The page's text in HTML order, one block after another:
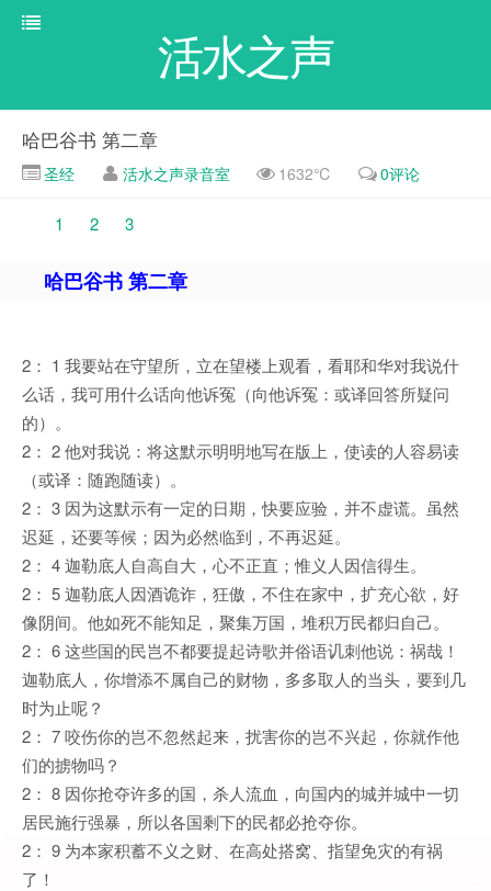
活水之声
哈巴谷书 第二章
圣经 活水之声录音室 1632℃ 0评论
1 2 3
哈巴谷书 第二章
2： 1 我要站在守望所，立在望楼上观看，看耶和华对我说什
么话，我可用什么话向他诉冤（向他诉冤：或译回答所疑问
的）。
2： 2 他对我说：将这默示明明地写在版上，使读的人容易读
（或译：随跑随读）。
2： 3 因为这默示有一定的日期，快要应验，并不虚谎。虽然
迟延，还要等候；因为必然临到，不再迟延。
2： 4 迦勒底人自高自大，心不正直；惟义人因信得生。
2： 5 迦勒底人因酒诡诈，狂傲，不住在家中，扩充心欲，好
像阴间。他如死不能知足，聚集万国，堆积万民都归自己。
2： 6 这些国的民岂不都要提起诗歌并俗语讥刺他说：祸哉！
迦勒底人，你增添不属自己的财物，多多取人的当头，要到几
时为止呢？
2： 7 咬伤你的岂不忽然起来，扰害你的岂不兴起，你就作他
们的掳物吗？
2： 8 因你抢夺许多的国，杀人流血，向国内的城并城中一切
居民施行强暴，所以各国剩下的民都必抢夺你。
2： 9 为本家积蓄不义之财、在高处搭窝、指望免灾的有祸
了！